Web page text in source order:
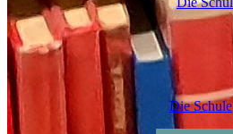
Die Schule